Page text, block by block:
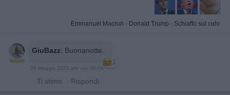
Emmanuel Macron · Donald Trump · Schiaffo sul culo
GiuBazz: Buonanotte.
1
· Ti stimo · Rispondi